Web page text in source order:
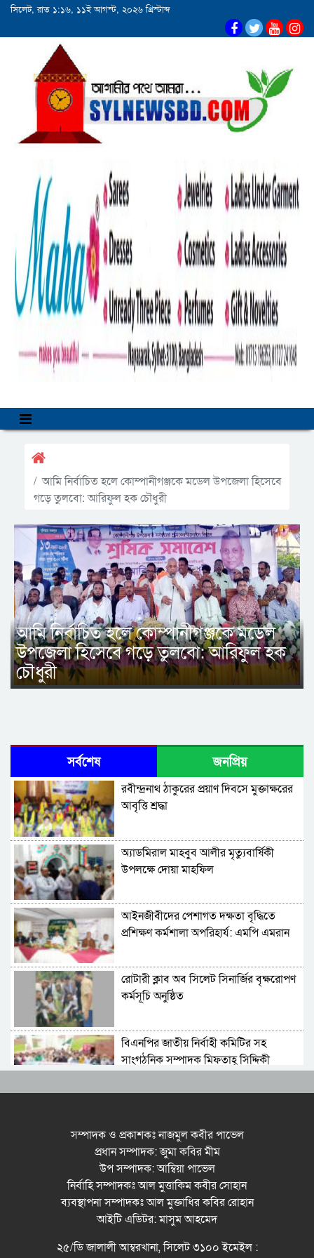
সিলেট, রাত ১:১৬, ১১ই আগস্ট, ২০২৬ খ্রিস্টাব্দ
আমি নির্বাচিত হলে কোম্পানীগঞ্জকে মডেল উপজেলা হিসেবে
গড়ে তুলবো: আরিফুল হক চৌধুরী
আমি নির্বাচিত হলে কোম্পানীগঞ্জকে মডেল
উপজেলা হিসেবে গড়ে তুলবো: আরিফুল হক
চৌধুরী
সর্বশেষ জনপ্রিয়
রবীন্দ্রনাথ ঠাকুরের প্রয়াণ দিবসে মুক্তাক্ষরের
আবৃত্তি শ্রদ্ধা
অ্যাডমিরাল মাহবুব আলীর মৃত্যুবার্ষিকী
উপলক্ষে দোয়া মাহফিল
‎আইনজীবীদের পেশাগত দক্ষতা বৃদ্ধিতে
প্রশিক্ষণ কর্মশালা অপরিহার্য: এমপি এমরান
রোটারী ক্লাব অব সিলেট সিনার্জির বৃক্ষরোপণ
কর্মসূচি অনুষ্ঠিত
বিএনপির জাতীয় নির্বাহী কমিটির সহ
সাংগঠনিক সম্পাদক মিফতাহ্ সিদ্দিকী
ইসলাম বলেছেন
সিলেটে গ্যাস সংকট নিয়ে যা বলল
জালালাবাদ
অঙ্গীকারে নতুন দিগন্তে মেট্রোপলিটন
সম্পাদক ও প্রকাশকঃ নাজমুল কবীর পাভেল
প্রধান সম্পাদক: জুমা কবির মীম
উপ সম্পাদক: আম্বিয়া পাভেল
নির্বাহি সম্পাদকঃ আল মুত্তাকিম কবীর সোহান
ব্যবস্থাপনা সম্পাদকঃ আল মুক্তাধির কবির রোহান
আইটি এডিটর: মাসুম আহমেদ
২৫/ডি জালালী আম্বরখানা, সিলেট ৩১০০ ইমেইল :